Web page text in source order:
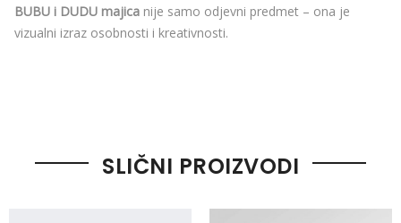
BUBU i DUDU majica nije samo odjevni predmet – ona je
vizualni izraz osobnosti i kreativnosti.
SLIČNI PROIZVODI